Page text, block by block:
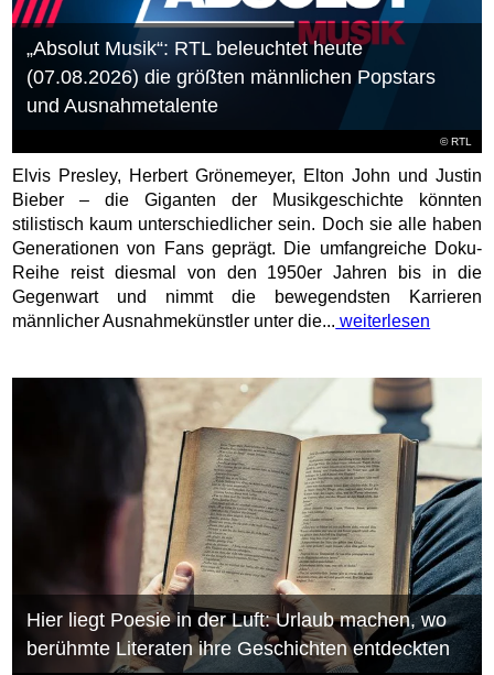
©RTL
„Absolut Musik“: RTL beleuchtet heute
(07.08.2026) die größten männlichen Popstars
und Ausnahmetalente
Elvis Presley, Herbert Grönemeyer, Elton John und Justin
Bieber – die Giganten der Musikgeschichte könnten
stilistisch kaum unterschiedlicher sein. Doch sie alle haben
Generationen von Fans geprägt. Die umfangreiche Doku-
Reihe reist diesmal von den 1950er Jahren bis in die
Gegenwart und nimmt die bewegendsten Karrieren
männlicher Ausnahmekünstler unter die... weiterlesen
Hier liegt Poesie in der Luft: Urlaub machen, wo
berühmte Literaten ihre Geschichten entdeckten